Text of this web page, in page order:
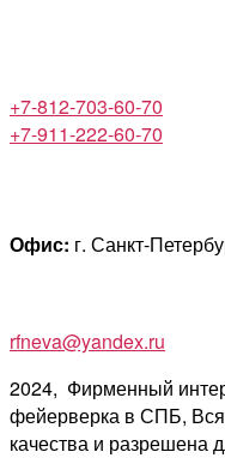
+7-812-703-60-70
+7-911-222-60-70
Офис: г. Санкт-
rfneva@yandex.ru
2024, Фирменный
фейерверка в СПБ, Вся
качества и разрешена